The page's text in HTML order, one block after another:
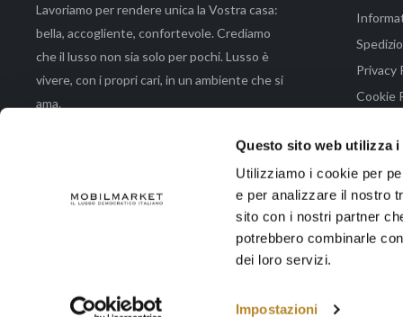
Questo sito web utilizza i
Utilizziamo i cookie per
e per analizzare il nostro
sito con i nostri partner
potrebbero combinarle
dei loro servizi.
Impostazioni
Lavoriamo per rendere unica la Vostra casa:
bella, accogliente, confortevole. Crediamo
che il lusso non sia solo per pochi. Lusso è
vivere, con i propri cari, in un ambiente che si
ama.
Privacy
Cookie
© 2026 Mobilmarket di Emmeemme Spa |Via Brunetto Latini 48 - 50133